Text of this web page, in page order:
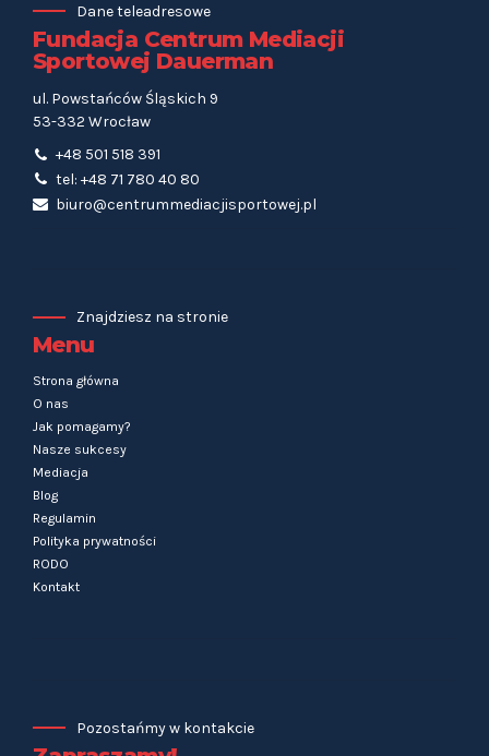
Dane teleadresowe
Fundacja Centrum Mediacji
Sportowej Dauerman
ul. Powstańców Śląskich 9
53-332 Wrocław
+48 501 518 391
tel: +48 71 780 40 80
biuro@centrummediacjisportowej.pl
Znajdziesz na stronie
Menu
Strona główna
O nas
Jak pomagamy?
Nasze sukcesy
Mediacja
Blog
Regulamin
Polityka prywatności
RODO
Kontakt
Pozostańmy w kontakcie